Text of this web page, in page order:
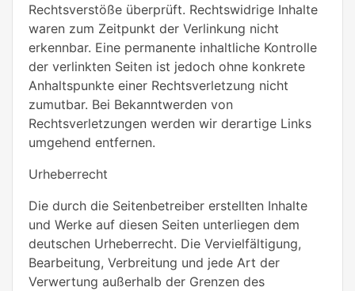
Rechtsverstöße überprüft. Rechtswidrige Inhalte
waren zum Zeitpunkt der Verlinkung nicht
erkennbar. Eine permanente inhaltliche Kontrolle
der verlinkten Seiten ist jedoch ohne konkrete
Anhaltspunkte einer Rechtsverletzung nicht
zumutbar. Bei Bekanntwerden von
Rechtsverletzungen werden wir derartige Links
umgehend entfernen.
Urheberrecht
Die durch die Seitenbetreiber erstellten Inhalte
und Werke auf diesen Seiten unterliegen dem
deutschen Urheberrecht. Die Vervielfältigung,
Bearbeitung, Verbreitung und jede Art der
Verwertung außerhalb der Grenzen des